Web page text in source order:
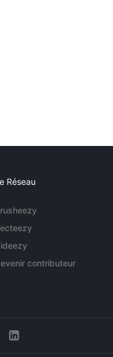
Réseau
contributeur